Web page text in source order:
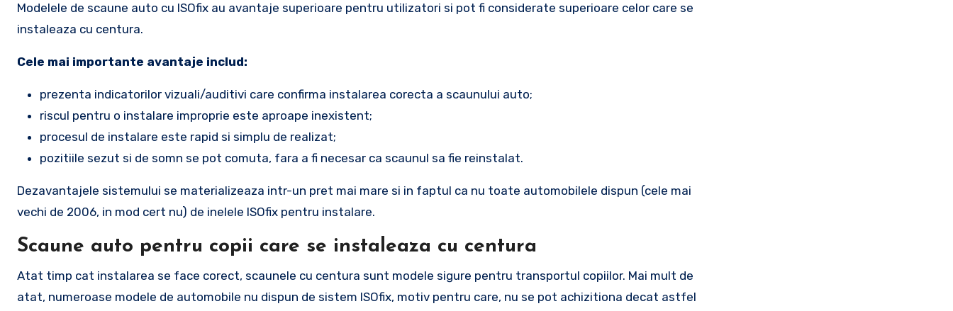
Modelele de scaune auto cu ISOfix au avantaje superioare pentru utilizatori si pot fi considerate superioare celor care se
instaleaza cu centura.
Cele mai importante avantaje includ:
prezenta indicatorilor vizuali/auditivi care confirma instalarea corecta a scaunului auto;
riscul pentru o instalare improprie este aproape inexistent;
procesul de instalare este rapid si simplu de realizat;
pozitiile sezut si de somn se pot comuta, fara a fi necesar ca scaunul sa fie reinstalat.
Dezavantajele sistemului se materializeaza intr-un pret mai mare si in faptul ca nu toate automobilele dispun (cele mai
vechi de 2006, in mod cert nu) de inelele ISOfix pentru instalare.
Scaune auto pentru copii care se instaleaza cu centura
Atat timp cat instalarea se face corect, scaunele cu centura sunt modele sigure pentru transportul copiilor. Mai mult de
atat, numeroase modele de automobile nu dispun de sistem ISOfix, motiv pentru care, nu se pot achizitiona decat astfel